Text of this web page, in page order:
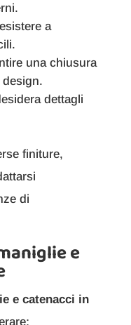
a
una chiusura
dettagli
finiture,
di
e
e catenacci in